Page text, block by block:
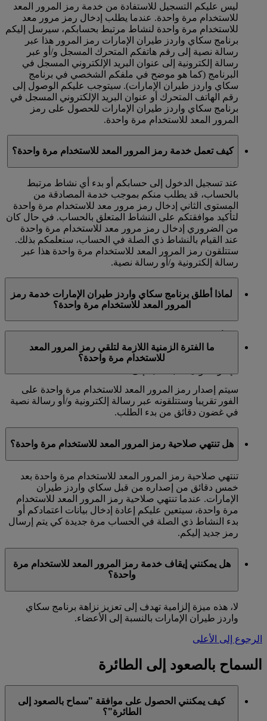
ليس عليكم التسجيل للاستفادة من خدمة رمز المرور المعد
للاستخدام مرة واحدة. عندما يطلب إدخال رمز مرور معد
للاستخدام مرة واحدة لنشاط مرتبط بحسابكم، سيرسل إليكم
برنامج سكاي واردز طيران الإمارات رمز المرور هذا عبر
رسالة نصية إلى رقم هاتفكم المتحرك المسجل و/أو عبر
رسالة إلكترونية إلى عنوان البريد الإلكتروني المسجل في
البرنامج (كما هو موضح في ملفكم الشخصي في برنامج
سكاي واردز طيران الإمارات). سيتوجب عليكم الوصول إلى
رقم الهاتف المتحرك أو عنوان البريد الإلكتروني المسجل في
برنامج سكاي واردز طيران الإمارات للحصول على رمز
المرور المعد للاستخدام مرة واحدة.
كيف تعمل خدمة رمز المرور المعد للاستخدام مرة واحدة؟
عند تسجيل الدخول إلى حسابكم أو بدء أي نشاط مرتبط
بالحساب، قد يطلب منكم بموجب خدمة المصادقة من
المستوى الثاني إدخال رمز مرور معد للاستخدام مرة واحدة
لتأكيد موافقتكم على النشاط المتعلق بالحساب. في حال كان
من الضروري إدخال رمز مرور معد للاستخدام مرة واحدة
عند القيام بالنشاط ذي الصلة في الحساب، سنعلمكم بذلك.
ستتلقون رمز المرور المعد للاستخدام مرة واحدة هذا عبر
رسالة إلكترونية و/أو رسالة نصية.
لماذا أطلق برنامج سكاي واردز طيران الإمارات خدمة رمز
المرور المعد للاستخدام مرة واحدة؟
لمنحكم مستوى أمان وحماية إضافي في حسابكم ولضمان
الحفاظ بصورة إجمالية على نزاهة برنامج سكاي واردز طيران
ما الفترة الزمنية اللازمة لتلقي رمز المرور المعد
للاستخدام مرة واحدة؟
سيتم إصدار رمز المرور المعد للاستخدام مرة واحدة على
الفور تقريبا وستتلقونه عبر رسالة إلكترونية و/أو رسالة نصية
في غضون دقائق من بدء الطلب.
هل تنتهي صلاحية رمز المرور المعد للاستخدام مرة واحدة؟
تنتهي صلاحية رمز المرور المعد للاستخدام مرة واحدة بعد
خمس دقائق من إصداره من قبل سكاي واردز طيران
الإمارات. عندما تنتهي صلاحية رمز المرور المعد للاستخدام
مرة واحدة، سيتعين عليكم إعادة إدخال بيانات اعتمادكم أو
بدء النشاط ذي الصلة في الحساب مرة جديدة كي يتم إرسال
رمز جديد إليكم.
هل يمكنني إيقاف خدمة رمز المرور المعد للاستخدام مرة
واحدة؟
لا، هذه ميزة إلزامية تهدف إلى تعزيز نزاهة برنامج سكاي
واردز طيران الإمارات بالنسبة إلى الأعضاء.
الرجوع إلى الأعلى
السماح بالصعود إلى الطائرة
كيف يمكنني الحصول على موافقة "سماح بالصعود إلى
الطائرة"؟